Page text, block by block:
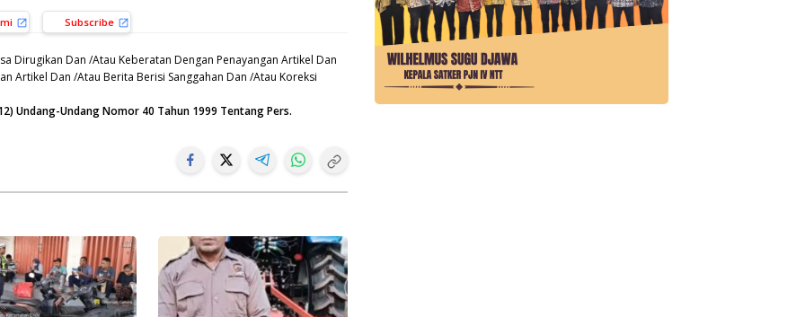
Subscribe
Dirugikan Dan /Atau Keberatan Dengan Penayangan Artikel Dan
Artikel Dan /Atau Berita Berisi Sanggahan Dan /Atau Koreksi
Undang-Undang Nomor 40 Tahun 1999 Tentang Pers.